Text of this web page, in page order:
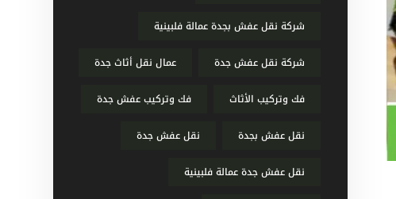
شركة نقل عفش بجدة عمالة فلبينية
شركة نقل عفش جدة عمال نقل أثاث جدة
فك وتركيب الأثاث فك وتركيب عفش جدة
نقل عفش بجدة نقل عفش جدة
نقل عفش جدة عمالة فلبينية